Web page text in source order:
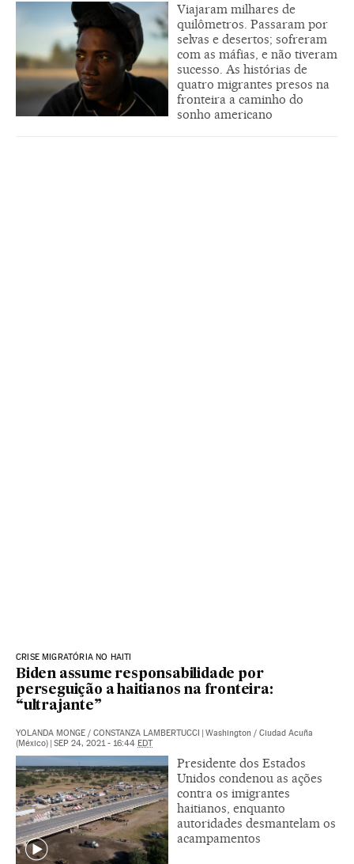
Viajaram milhares de
quilômetros. Passaram por
selvas e desertos; sofreram
com as máfias, e não tiveram
sucesso. As histórias de
quatro migrantes presos na
fronteira a caminho do
sonho americano
CRISE MIGRATÓRIA NO HAITI
Biden assume responsabilidade por
perseguição a haitianos na fronteira:
“ultrajante”
YOLANDA MONGE / CONSTANZA LAMBERTUCCI
Washington / Ciudad Acuña
(México) SEP 24, 2021 - 16:44 EDT
Presidente dos Estados
Unidos condenou as ações
contra os imigrantes
haitianos, enquanto
autoridades desmantelam os
acampamentos